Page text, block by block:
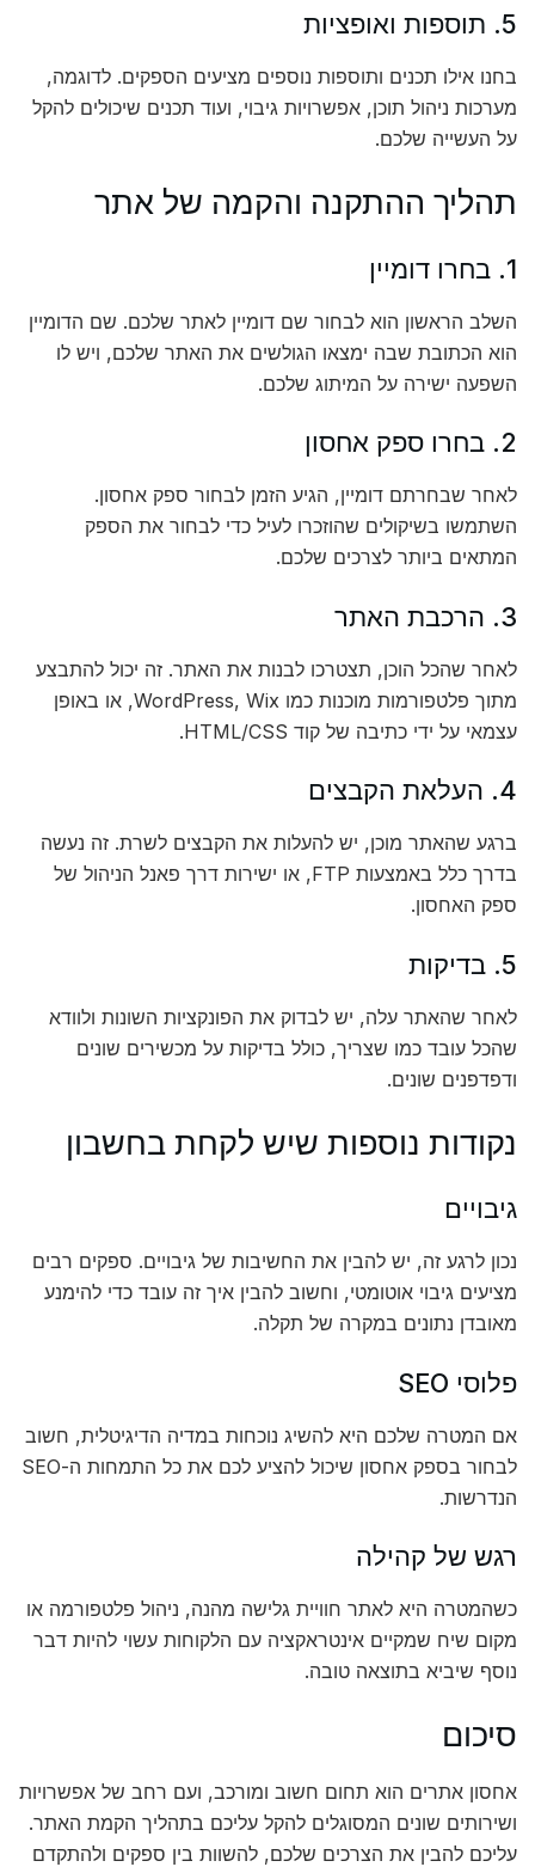
5. תוספות ואופציות
בחנו אילו תכנים ותוספות נוספים מציעים הספקים. לדוגמה,
מערכות ניהול תוכן, אפשרויות גיבוי, ועוד תכנים שיכולים להקל
על העשייה שלכם.
תהליך ההתקנה והקמה של אתר
1. בחרו דומיין
השלב הראשון הוא לבחור שם דומיין לאתר שלכם. שם הדומיין
הוא הכתובת שבה ימצאו הגולשים את האתר שלכם, ויש לו
השפעה ישירה על המיתוג שלכם.
2. בחרו ספק אחסון
לאחר שבחרתם דומיין, הגיע הזמן לבחור ספק אחסון.
השתמשו בשיקולים שהוזכרו לעיל כדי לבחור את הספק
המתאים ביותר לצרכים שלכם.
3. הרכבת האתר
לאחר שהכל הוכן, תצטרכו לבנות את האתר. זה יכול להתבצע
מתוך פלטפורמות מוכנות כמו WordPress, Wix, או באופן
עצמאי על ידי כתיבה של קוד HTML/CSS.
4. העלאת הקבצים
ברגע שהאתר מוכן, יש להעלות את הקבצים לשרת. זה נעשה
בדרך כלל באמצעות FTP, או ישירות דרך פאנל הניהול של
ספק האחסון.
5. בדיקות
לאחר שהאתר עלה, יש לבדוק את הפונקציות השונות ולוודא
שהכל עובד כמו שצריך, כולל בדיקות על מכשירים שונים
ודפדפנים שונים.
נקודות נוספות שיש לקחת בחשבון
גיבויים
נכון לרגע זה, יש להבין את החשיבות של גיבויים. ספקים רבים
מציעים גיבוי אוטומטי, וחשוב להבין איך זה עובד כדי להימנע
מאובדן נתונים במקרה של תקלה.
פלוסי SEO
אם המטרה שלכם היא להשיג נוכחות במדיה הדיגיטלית, חשוב
לבחור בספק אחסון שיכול להציע לכם את כל התמחות ה-SEO
הנדרשות.
רגש של קהילה
כשהמטרה היא לאתר חוויית גלישה מהנה, ניהול פלטפורמה או
מקום שיח שמקיים אינטראקציה עם הלקוחות עשוי להיות דבר
נוסף שיביא בתוצאה טובה.
סיכום
אחסון אתרים הוא תחום חשוב ומורכב, ועם רחב של אפשרויות
ושירותים שונים המסוגלים להקל עליכם בתהליך הקמת האתר.
עליכם להבין את הצרכים שלכם, להשוות בין ספקים ולהתקדם